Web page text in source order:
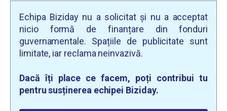
Echipa Biziday nu a solicitat și nu a acceptat
nicio formă de finanțare din fonduri
guvernamentale. Spațiile de publicitate sunt
limitate, iar reclama neinvazivă.
Dacă îți place ce facem, poți contribui tu
pentru susținerea echipei Biziday.